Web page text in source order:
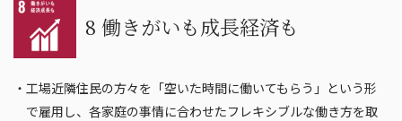
8 働きがいも成長経済も
・工場近隣住民の方々を「空いた時間に働いてもらう」という形
で雇用し、各家庭の事情に合わせたフレキシブルな働き方を取